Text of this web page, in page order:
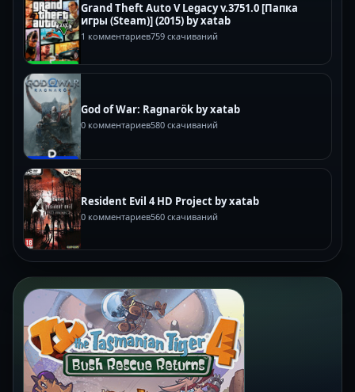
Grand Theft Auto V Legacy v.3751.0 [Папка
игры (Steam)] (2015) by xatab
1 комментариев759 скачиваний
God of War: Ragnarök by xatab
0 комментариев580 скачиваний
Resident Evil 4 HD Project by xatab
0 комментариев560 скачиваний